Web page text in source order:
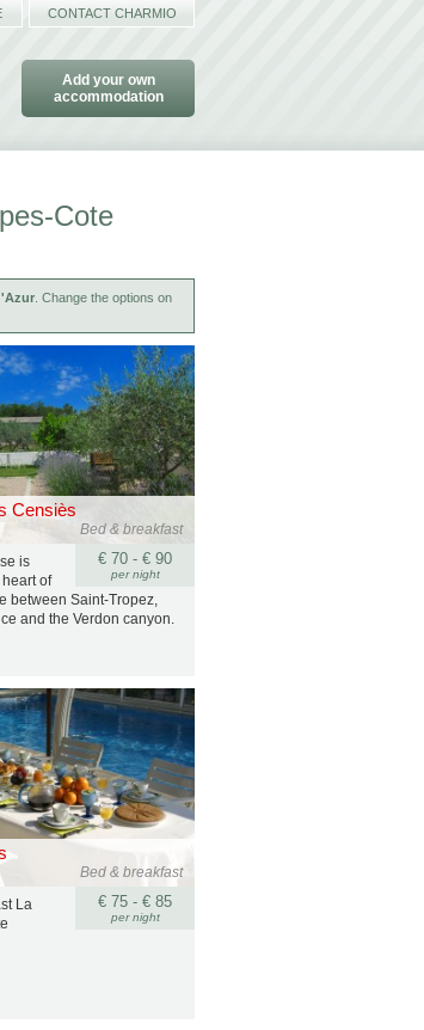
Add your own
accommodation
CONTACT CHARMIO
Cote
. Change the options on
Censiès
Bed & breakfast
€ 70 - € 90
per night
is
of
between Saint-Tropez,
and the Verdon canyon.
Bed & breakfast
€ 75 - € 85
per night
La